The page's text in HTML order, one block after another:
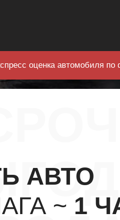
оценка автомобиля
АВТО
~ 1